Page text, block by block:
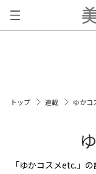
トップ 連載 ゆかコ
「ゆかコスメetc.」